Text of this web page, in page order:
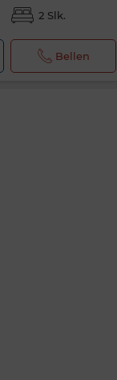
2 Slk.
Bellen